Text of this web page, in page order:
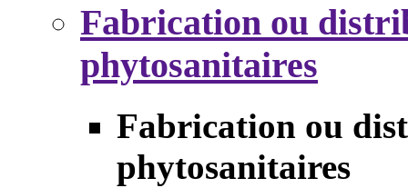
Fabrication ou
phytosanitaires
Fabrication ou
phytosanitaires